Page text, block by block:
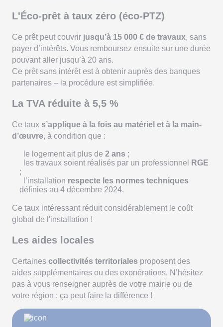
L'Éco-prêt à taux zéro (éco-PTZ)
Ce prêt peut couvrir jusqu’à 15 000 € de travaux, sans
payer d’intérêts. Vous remboursez ensuite sur une durée
pouvant aller jusqu’à 20 ans.
Ce prêt sans intérêt est à obtenir auprès des banques
partenaires – la procédure est simplifiée.
La TVA réduite à 5,5 %
Ce taux s’applique à la fois au matériel et à la main-
d’œuvre, à condition que :
le logement ait plus de 2 ans ;
les travaux soient réalisés par un professionnel
RGE
;
l’installation respecte les normes techniques
définies au 4 décembre 2024.
Ce taux intéressant réduit considérablement le coût
global de l'installation !
Les aides locales
Certaines collectivités territoriales proposent des
aides supplémentaires ou des exonérations. N’hésitez
pas à vous renseigner auprès de votre mairie ou de
votre région : ça peut faire la différence !